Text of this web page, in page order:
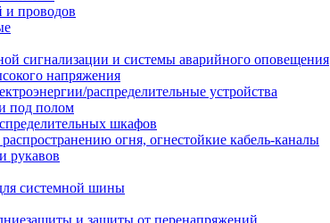
и проводов
сигнализации и системы аварийного оповещения
напряжения
распределительные устройства
под полом
шкафов
огня, огнестойкие кабель-каналы
рукавов
системной шины
и защиты от перенапряжений